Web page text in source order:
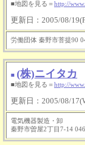
■地図を見る＝http://
更新日：2005/08/
労働団体 秦野市菩提90
■ (株)ニイタカ
■地図を見る＝http://
更新日：2005/08/
電気機器製造・卸
秦野市曽屋2丁目7-14